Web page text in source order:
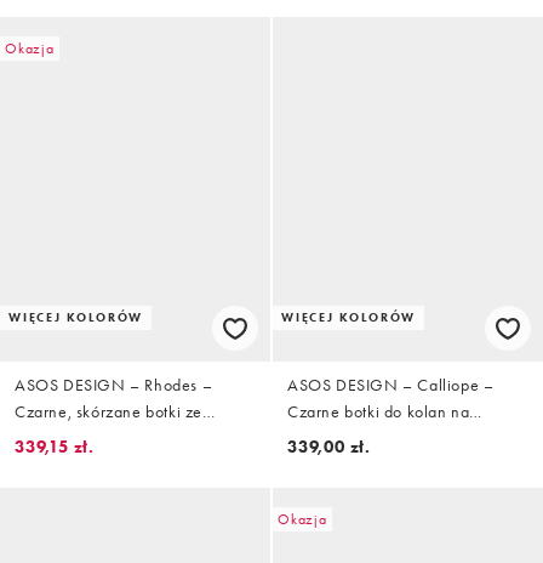
Okazja
WIĘCEJ KOLORÓW
ASOS DESIGN – Rhodes –
Czarne, skórzane botki ze
ściętymi noskami
339,15 zł.
WIĘCEJ KOLORÓW
ASOS DESIGN – Calliope –
Czarne botki do kolan na
obcasie z ozdobnym szwem
339,00 zł.
Okazja